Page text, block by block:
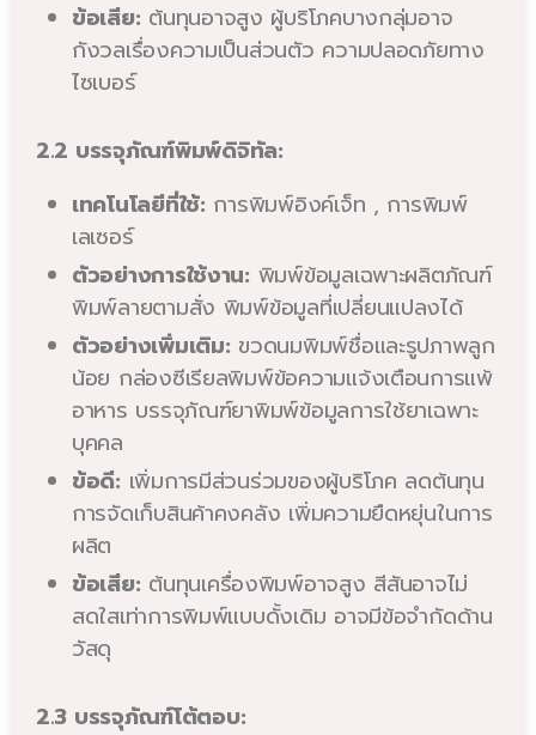
ข้อเสีย: ต้นทุนอาจสูง ผู้บริโภคบางกลุ่มอาจ
กังวลเรื่องความเป็นส่วนตัว ความปลอดภัยทาง
ไซเบอร์
2.2 บรรจุภัณฑ์พิมพ์ดิจิทัล:
เทคโนโลยีที่ใช้: การพิมพ์อิงค์เจ็ท , การพิมพ์
เลเซอร์
ตัวอย่างการใช้งาน: พิมพ์ข้อมูลเฉพาะผลิตภัณฑ์
พิมพ์ลายตามสั่ง พิมพ์ข้อมูลที่เปลี่ยนแปลงได้
ตัวอย่างเพิ่มเติม: ขวดนมพิมพ์ชื่อและรูปภาพลูก
น้อย กล่องซีเรียลพิมพ์ข้อความแจ้งเตือนการแพ้
อาหาร บรรจุภัณฑ์ยาพิมพ์ข้อมูลการใช้ยาเฉพาะ
บุคคล
ข้อดี: เพิ่มการมีส่วนร่วมของผู้บริโภค ลดต้นทุน
การจัดเก็บสินค้าคงคลัง เพิ่มความยืดหยุ่นในการ
ผลิต
ข้อเสีย: ต้นทุนเครื่องพิมพ์อาจสูง สีสันอาจไม่
สดใสเท่าการพิมพ์แบบดั้งเดิม อาจมีข้อจำกัดด้าน
วัสดุ
2.3 บรรจุภัณฑ์โต้ตอบ: